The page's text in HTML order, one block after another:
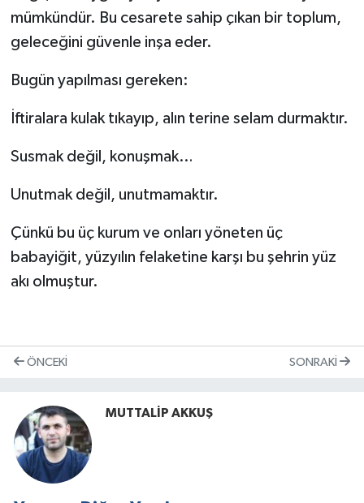
mümkündür. Bu cesarete sahip çıkan bir toplum,
geleceğini güvenle inşa eder.
Bugün yapılması gereken:
İftiralara kulak tıkayıp, alın terine selam durmaktır.
Susmak değil, konuşmak…
Unutmak değil, unutmamaktır.
Çünkü bu üç kurum ve onları yöneten üç
babayiğit, yüzyılın felaketine karşı bu şehrin yüz
akı olmuştur.
ÖNCEKI SONRAKI
MUTTALİP AKKUŞ